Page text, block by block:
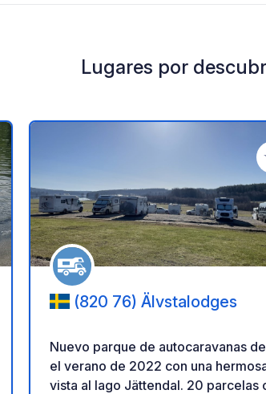
Lugares por
tus favoritos
(820 76) Älvstalodges
Nuevo parque de autocaravanas
el verano de 2022 con una
vista al lago Jättendal. 20 parcelas